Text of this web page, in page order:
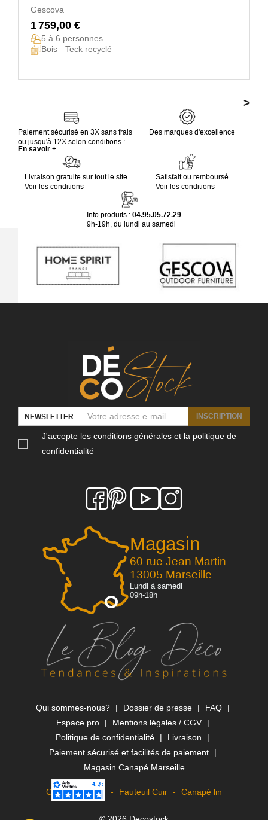
Gescova
1 759,00 €
5 à 6 personnes
Bois - Teck recyclé
>
Paiement sécurisé en 3X sans frais
ou jusqu'à 12X selon conditions :
En savoir +
Des marques d'excellence
Livraison gratuite sur tout le site
Voir les conditions
Satisfait ou remboursé
Voir les conditions
Info produits : 04.95.05.72.29
9h-19h, du lundi au samedi
Magasin
60 rue Jean Martin
13005 Marseille
Lundi à samedi
09h-18h
NEWSLETTER INSCRIPTION
J'accepte les conditions générales et la politique de
confidentialité
Qui sommes-nous? Dossier de presse
FAQ
Espace pro
Mentions légales / CGV
Politique de confidentialité
Livraison
Paiement sécurisé et facilités de paiement
Magasin Canapé Marseille
Canapé Rapido Fauteuil Cuir Canapé lin